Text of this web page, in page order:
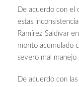
De acuerdo con el
estas
Ramírez Saldívar
monto acumulado
severo mal manejo
De acuerdo con